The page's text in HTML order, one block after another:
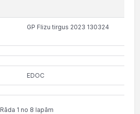
GP Flizu tirgus 2023 130324
EDOC
Rāda 1 no 8 lapām